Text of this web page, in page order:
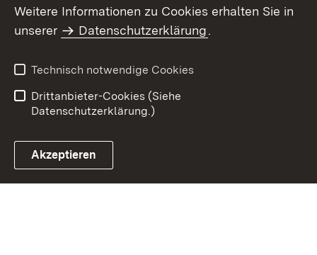
Weitere Informationen zu Cookies erhalten Sie in
unserer
Datenschutzerklärung.
Technisch notwendige Cookies
Drittanbieter-Cookies (Siehe
Datenschutzerklärung.)
Akzeptieren